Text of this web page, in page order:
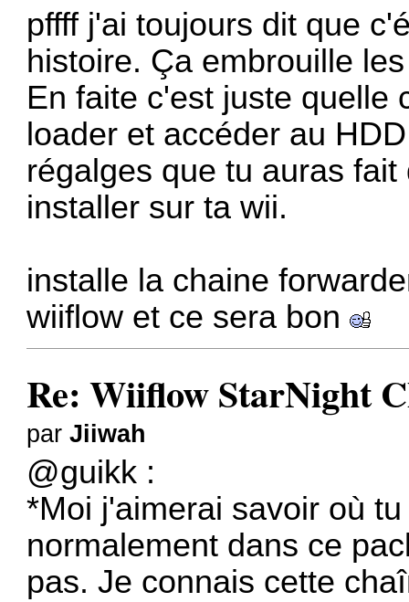
pffff j'ai toujours dit que
histoire. Ça embrouille
En faite c'est juste quelle
loader et accéder au
régalges que tu auras
installer sur ta wii.
installe la chaine
wiiflow et ce sera bon
Re: Wiiflow StarNight
parJiiwah
@guikk :
*Moi j'aimerai savoir où
normalement dans ce
pas. Je connais cette